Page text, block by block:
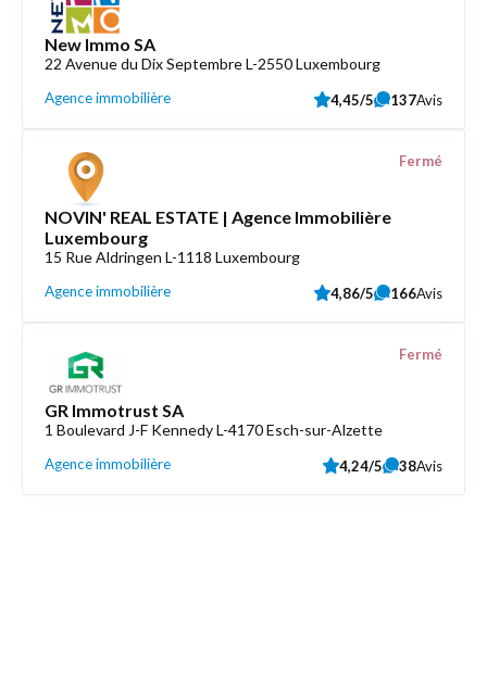
New Immo SA
22 Avenue du Dix Septembre L-2550 Luxembourg
Agence immobilière 4,45/5 137Avis
NOVIN' REAL ESTATE | Agence Immobilière
Luxembourg
15 Rue Aldringen L-1118 Luxembourg
Agence immobilière
Fermé
4,86/5 166Avis
GR Immotrust SA
1 Boulevard J-F Kennedy L-4170 Esch-sur-Alzette
Agence immobilière
Fermé
4,24/5 38Avis